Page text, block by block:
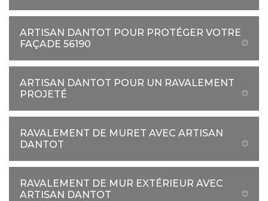
ARTISAN DANTOT POUR PROTÉGER VOTRE
FAÇADE 56190
ARTISAN DANTOT POUR UN RAVALEMENT
PROJETÉ
RAVALEMENT DE MURET AVEC ARTISAN
DANTOT
RAVALEMENT DE MUR EXTÉRIEUR AVEC
ARTISAN DANTOT